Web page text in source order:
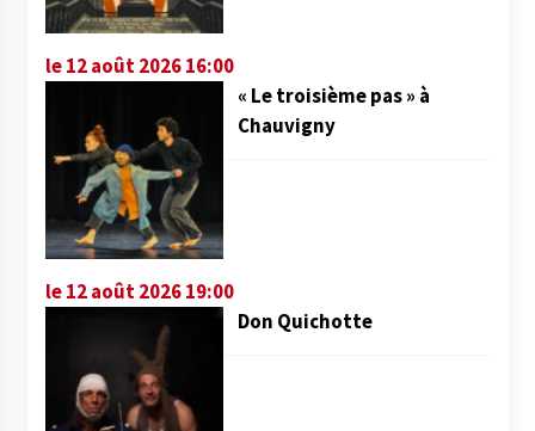
le 12 août 2026 16:00
« Le troisième pas » à
Chauvigny
le 12 août 2026 19:00
Don Quichotte